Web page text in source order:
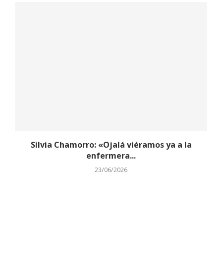
Silvia Chamorro: «Ojalá viéramos ya a la
enfermera...
23/06/2026